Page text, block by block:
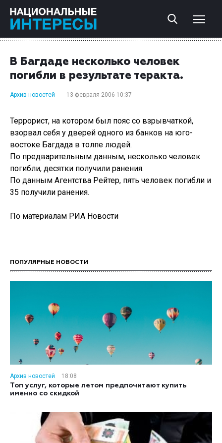
В Багдаде несколько человек
погибли в результате теракта.
Архив новостей 13 февраля 2006 10:37
Террорист, на котором был пояс со взрывчаткой,
взорвал себя у дверей одного из банков на юго-
востоке Багдада в толпе людей.
По предварительным данным, несколько человек
погибли, десятки получили ранения.
По данным Агентства Рейтер, пять человек погибли и
35 получили ранения.
По материалам РИА Новости
ПОПУЛЯРНЫЕ НОВОСТИ
Архив новостей
18:08
Топ услуг, которые летом предпочитают купить
именно со скидкой